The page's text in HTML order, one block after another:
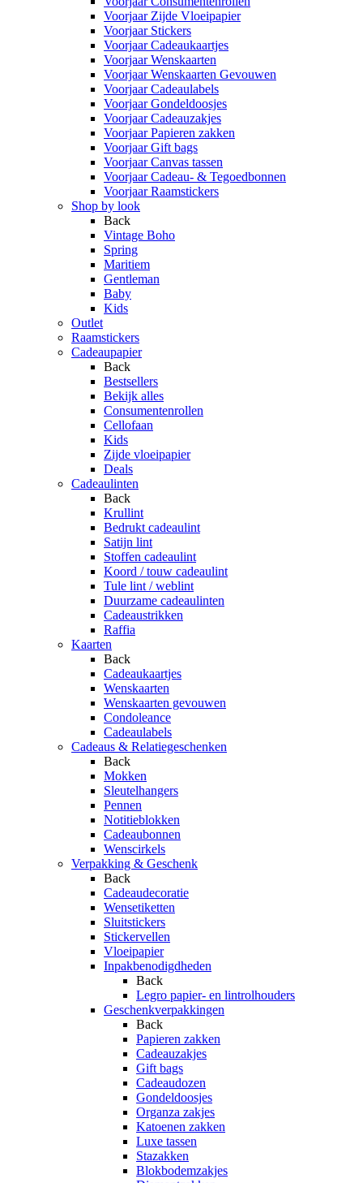
Voorjaar Zijde Vloeipapier
Voorjaar Stickers
Voorjaar Cadeaukaartjes
Voorjaar Wenskaarten
Voorjaar Wenskaarten Gevouwen
Voorjaar Cadeaulabels
Voorjaar Gondeldoosjes
Voorjaar Cadeauzakjes
Voorjaar Papieren zakken
Voorjaar Gift bags
Voorjaar Canvas tassen
Voorjaar Cadeau- & Tegoedbonnen
Voorjaar Raamstickers
Shop by look
Back
Vintage Boho
Spring
Maritiem
Gentleman
Baby
Kids
Outlet
Raamstickers
Cadeaupapier
Back
Bestsellers
Bekijk alles
Consumentenrollen
Cellofaan
Kids
Zijde vloeipapier
Deals
Cadeaulinten
Back
Krullint
Bedrukt cadeaulint
Satijn lint
Stoffen cadeaulint
Koord / touw cadeaulint
Tule lint / weblint
Duurzame cadeaulinten
Cadeaustrikken
Raffia
Kaarten
Back
Cadeaukaartjes
Wenskaarten
Wenskaarten gevouwen
Condoleance
Cadeaulabels
Cadeaus & Relatiegeschenken
Back
Mokken
Sleutelhangers
Pennen
Notitieblokken
Cadeaubonnen
Wenscirkels
Verpakking & Geschenk
Back
Cadeaudecoratie
Wensetiketten
Sluitstickers
Stickervellen
Vloeipapier
Inpakbenodigdheden
Back
Legro papier- en lintrolhouders
Geschenkverpakkingen
Back
Papieren zakken
Cadeauzakjes
Gift bags
Cadeaudozen
Gondeldoosjes
Organza zakjes
Katoenen zakken
Luxe tassen
Stazakken
Blokbodemzakjes